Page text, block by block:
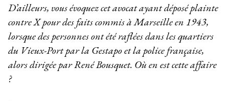
D’ailleurs, vous évoquez cet avocat ayant déposé plainte
contre X pour des faits commis à Marseille en 1943,
lorsque des personnes ont été raflées dans les quartiers
du Vieux-Port par la Gestapo et la police française,
alors dirigée par René Bousquet. Où en est cette affaire
?